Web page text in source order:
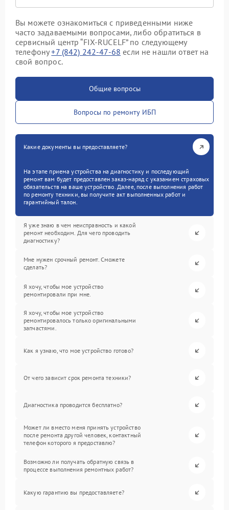
Вы можете ознакомиться с приведенными ниже
часто задаваемыми вопросами, либо обратиться в
сервисный центр “FIX-RUCELF” по следующему
телефону+7 (842) 242-47-68 если не нашли ответ на
свой вопрос.
Общие вопросы
Вопросы по ремонту ИБП
Какие документы вы предоставляете?
На этапе приема устройства на диагностику и последующий
ремонт вам будет предоставлен заказ-наряд с указанием страховых
обязательств на ваше устройство. Далее, после выполнения работ
по ремонту техники, вы получите акт выполненных работ и
гарантийный талон.
Я уже знаю в чем неисправность и какой
ремонт необходим. Для чего проводить
диагностику?
Мне нужен срочный ремонт. Сможете
сделать?
Я хочу, чтобы мое устройство
ремонтировали при мне.
Я хочу, чтобы мое устройство
ремонтировалось только оригинальными
запчастями.
Как я узнаю, что мое устройство готово?
От чего зависит срок ремонта техники?
Диагностика проводится бесплатно?
Может ли вместо меня принять устройство
после ремонта другой человек, контактный
телефон которого я предоставлю?
Возможно ли получать обратную связь в
процессе выполнения ремонтных работ?
Какую гарантию вы предоставляете?